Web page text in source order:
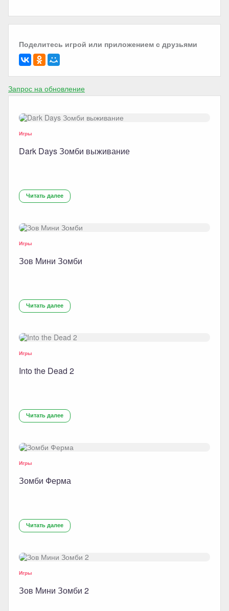
Поделитесь игрой или приложением с друзьями
Запрос на обновление
Игры
Dark Days Зомби выживание
Читать далее
Игры
Зов Мини Зомби
Читать далее
Игры
Into the Dead 2
Читать далее
Игры
Зомби Ферма
Читать далее
Игры
Зов Мини Зомби 2